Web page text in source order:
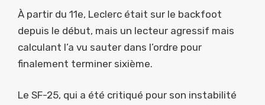
À partir du 11e, Leclerc était sur le backfoot
depuis le début, mais un lecteur agressif mais
calculant l’a vu sauter dans l’ordre pour
finalement terminer sixième.
Le SF-25, qui a été critiqué pour son instabilité